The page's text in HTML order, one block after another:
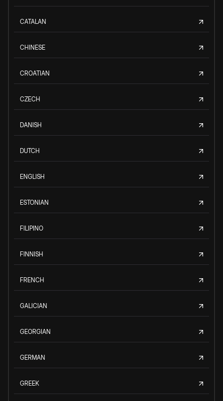
CATALAN
CHINESE
CROATIAN
CZECH
DANISH
DUTCH
ENGLISH
ESTONIAN
FILIPINO
FINNISH
FRENCH
GALICIAN
GEORGIAN
GERMAN
GREEK